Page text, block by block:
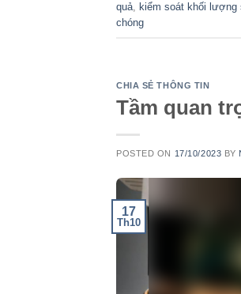
quả, kiểm soát khối lượng
chóng
CHIA SẺ THÔNG TIN
Tầm quan
POSTED ON 17/10/2023 BY
17
Th10